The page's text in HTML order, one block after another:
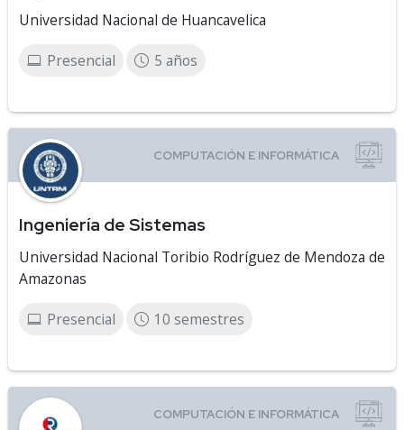
Universidad Nacional de Huancavelica
Presencial 5 años
Ingeniería de Sistemas
Universidad Nacional Toribio Rodríguez de Mendoza de
Amazonas
Presencial 10 semestres